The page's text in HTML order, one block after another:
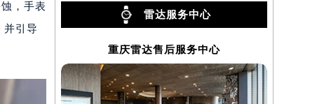
，手表
并引导
雷达服务中心
重庆雷达售后服务中心